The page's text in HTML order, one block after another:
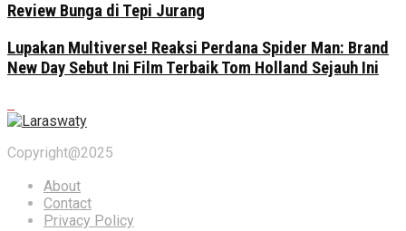
Review Bunga di Tepi Jurang
Lupakan Multiverse! Reaksi Perdana Spider Man: Brand
New Day Sebut Ini Film Terbaik Tom Holland Sejauh Ini
Copyright@2025
About
Contact
Privacy Policy